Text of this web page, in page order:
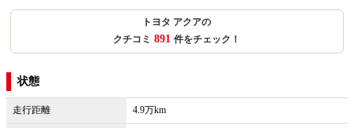
トヨタ アクアの
クチコミ 891 件をチェック！
状態
走行距離 4.9万km